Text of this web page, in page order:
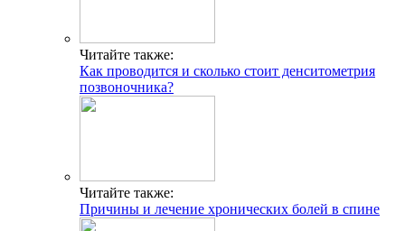
Читайте также:
Как проводится и сколько стоит денситометрия
позвоночника?
Читайте также:
Причины и лечение хронических болей в спине